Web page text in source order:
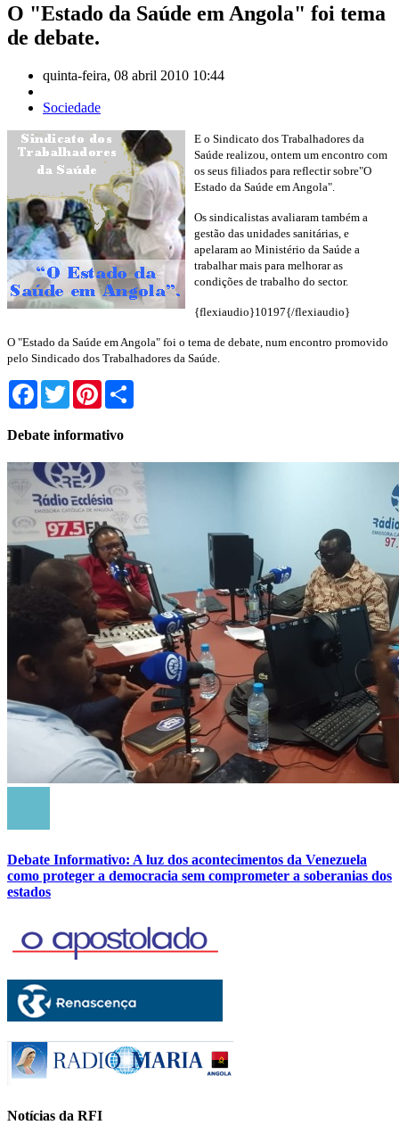
O "Estado da Saúde em Angola" foi tema
de debate.
quinta-feira, 08 abril 2010 10:44
Sociedade
E o Sindicato dos Trabalhadores da
Saúde realizou, ontem um encontro com
os seus filiados para reflectir sobre"O
Estado da Saúde em Angola".
Os sindicalistas avaliaram também a
gestão das unidades sanitárias, e
apelaram ao Ministério da Saúde a
trabalhar mais para melhorar as
condições de trabalho do sector.
{flexiaudio}10197{/flexiaudio}
O "Estado da Saúde em Angola" foi o tema de debate, num encontro promovido
pelo Sindicado dos Trabalhadores da Saúde.
Facebook
TwitterPinterest
Debate informativo
Debate Informativo: A luz dos acontecimentos da Venezuela
como proteger a democracia sem comprometer a soberanias dos
estados
Notícias da RFI